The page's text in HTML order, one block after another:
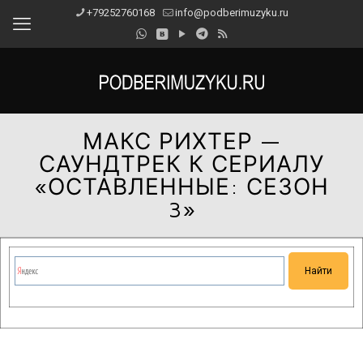
+79252760168 info@podberimuzyku.ru
МАКС РИХТЕР —
САУНДТРЕК К СЕРИАЛУ
«ОСТАВЛЕННЫЕ: СЕЗОН
3»